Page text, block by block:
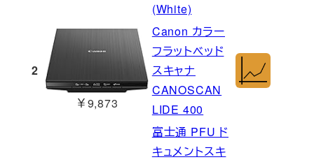
(White)
2
￥9,873
Canon カラー
フラットベッド
スキャナ
CANOSCAN
LIDE 400
富士通 PFU ド
キュメントスキ